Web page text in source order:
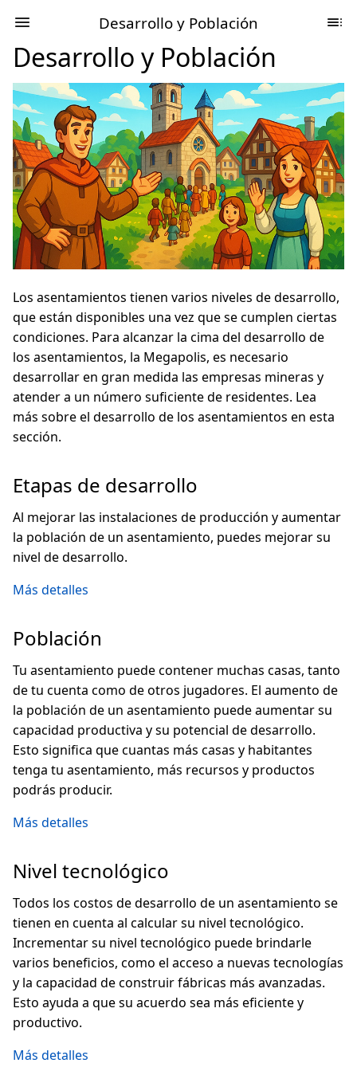
Desarrollo y Población
Desarrollo y Población
Los asentamientos tienen varios niveles de desarrollo,
que están disponibles una vez que se cumplen ciertas
condiciones. Para alcanzar la cima del desarrollo de
los asentamientos, la Megapolis, es necesario
desarrollar en gran medida las empresas mineras y
atender a un número suficiente de residentes. Lea
más sobre el desarrollo de los asentamientos en esta
sección.
Etapas de desarrollo
Al mejorar las instalaciones de producción y aumentar
la población de un asentamiento, puedes mejorar su
nivel de desarrollo.
Más detalles
Población
Tu asentamiento puede contener muchas casas, tanto
de tu cuenta como de otros jugadores. El aumento de
la población de un asentamiento puede aumentar su
capacidad productiva y su potencial de desarrollo.
Esto significa que cuantas más casas y habitantes
tenga tu asentamiento, más recursos y productos
podrás producir.
Más detalles
Nivel tecnológico
Todos los costos de desarrollo de un asentamiento se
tienen en cuenta al calcular su nivel tecnológico.
Incrementar su nivel tecnológico puede brindarle
varios beneficios, como el acceso a nuevas tecnologías
y la capacidad de construir fábricas más avanzadas.
Esto ayuda a que su acuerdo sea más eficiente y
productivo.
Más detalles